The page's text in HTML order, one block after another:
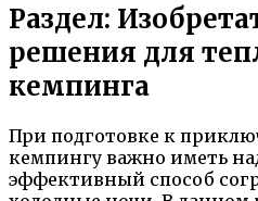
Раздел:
решения для
кемпинга
При подготовке к
кемпингу важно иметь
эффективный способ